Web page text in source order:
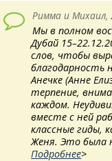
Римма и Михаил,
Мы в полном
Дубай
слов, чтобы
благодарность
Анечке (Анне
терпение,
каждом.
вместе с ней
классные гиды,
Женя. Это была
Подробнее>